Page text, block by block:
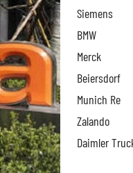
Siemens
BMW
Merck
Beiersdorf
Munich Re
Zalando
Daimler